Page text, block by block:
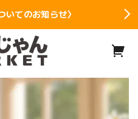
いてのお知らせ〉